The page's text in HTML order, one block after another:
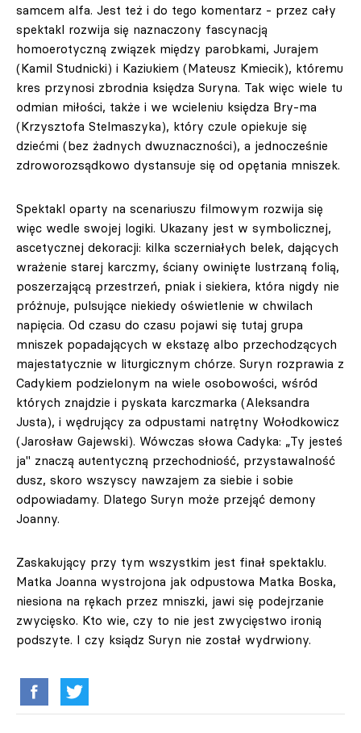
samcem alfa. Jest też i do tego komentarz - przez cały
spektakl rozwija się naznaczony fascynacją
homoerotyczną związek między parobkami, Jurajem
(Kamil Studnicki) i Kaziukiem (Mateusz Kmiecik), któremu
kres przynosi zbrodnia księdza Suryna. Tak więc wiele tu
odmian miłości, także i we wcieleniu księdza Bry-ma
(Krzysztofa Stelmaszyka), który czule opiekuje się
dziećmi (bez żadnych dwuznaczności), a jednocześnie
zdroworozsądkowo dystansuje się od opętania mniszek.
Spektakl oparty na scenariuszu filmowym rozwija się
więc wedle swojej logiki. Ukazany jest w symbolicznej,
ascetycznej dekoracji: kilka sczerniałych belek, dających
wrażenie starej karczmy, ściany owinięte lustrzaną folią,
poszerzającą przestrzeń, pniak i siekiera, która nigdy nie
próżnuje, pulsujące niekiedy oświetlenie w chwilach
napięcia. Od czasu do czasu pojawi się tutaj grupa
mniszek popadających w ekstazę albo przechodzących
majestatycznie w liturgicznym chórze. Suryn rozprawia z
Cadykiem podzielonym na wiele osobowości, wśród
których znajdzie i pyskata karczmarka (Aleksandra
Justa), i wędrujący za odpustami natrętny Wołodkowicz
(Jarosław Gajewski). Wówczas słowa Cadyka: „Ty jesteś
ja" znaczą autentyczną przechodniość, przystawalność
dusz, skoro wszyscy nawzajem za siebie i sobie
odpowiadamy. Dlatego Suryn może przejąć demony
Joanny.
Zaskakujący przy tym wszystkim jest finał spektaklu.
Matka Joanna wystrojona jak odpustowa Matka Boska,
niesiona na rękach przez mniszki, jawi się podejrzanie
zwycięsko. Kto wie, czy to nie jest zwycięstwo ironią
podszyte. I czy ksiądz Suryn nie został wydrwiony.